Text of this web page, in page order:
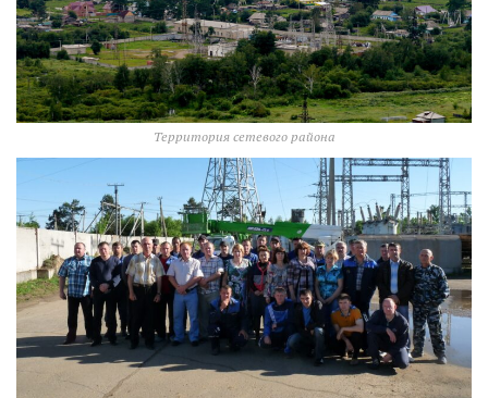
Территория сетевого района